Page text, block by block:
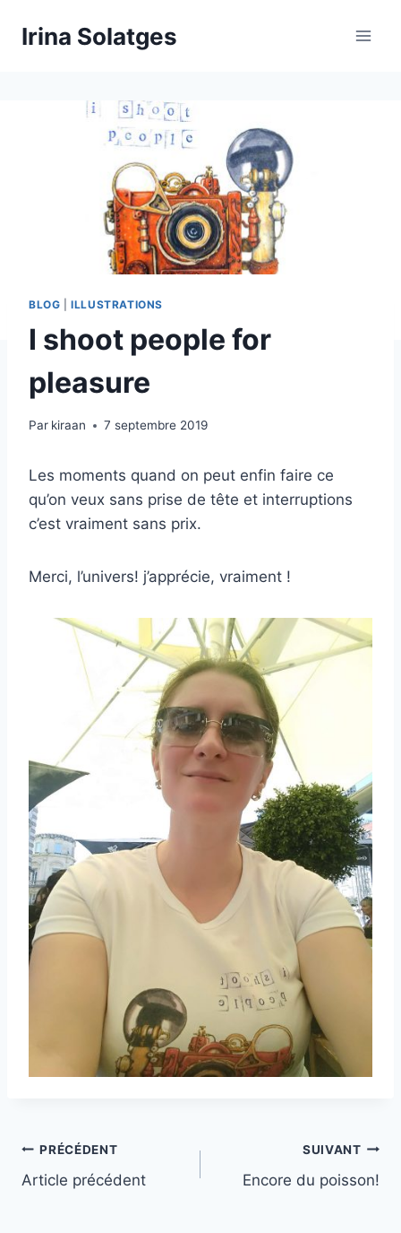
Irina Solatges
BLOG |ILLUSTRATIONS
I shoot people for
pleasure
Par kiraan 7 septembre 2019
Les moments quand on peut enfin faire ce
qu’on veux sans prise de tête et interruptions
c’est vraiment sans prix.
Merci, l’univers! j’apprécie, vraiment !
Navigation
de
PRÉCÉDENT
Article précédent
SUIVANT
Encore du poisson!